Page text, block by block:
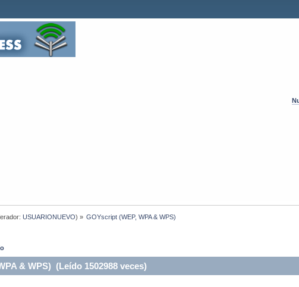
USUARIONUEVO) » GOYscript (WEP, WPA & WPS)
& WPS) (Leído 1502988 veces)